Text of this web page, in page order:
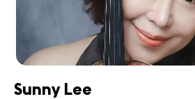
Sunny Lee